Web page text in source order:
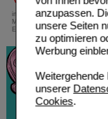
anzupassen.
unsere Seiten
zu optimieren
Werbung
Weitergehende
unserer
Cookies.
innerhalb Deutschlands bei
Mindestbestellwert von 13,99
Einsendung eines